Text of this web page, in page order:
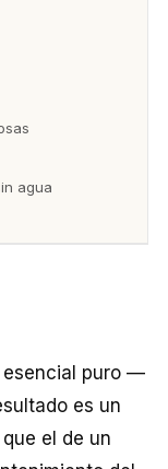
agua
esencial puro —
es un
el de un